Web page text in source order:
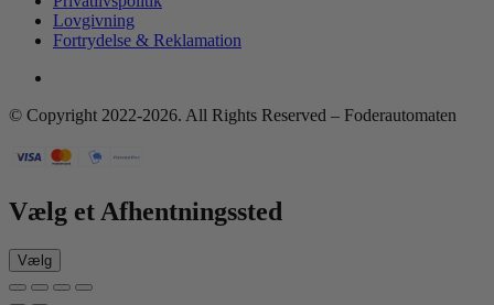
Lovgivning
Fortrydelse & Reklamation
© Copyright 2022-2026. All Rights Reserved – Foderautomaten
Vælg et Afhentningssted
Vælg